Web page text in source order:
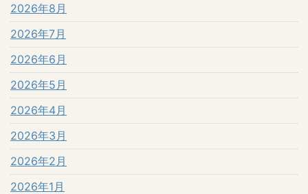
2026年8月
2026年7月
2026年6月
2026年5月
2026年4月
2026年3月
2026年2月
2026年1月